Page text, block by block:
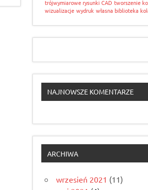
trójwymiarowe rysunki CAD tworszenie
wizualizacje wydruk własna biblioteka
NAJNOWSZE KOMENTARZE
ARCHIWA
wrzesień 2021 (11)